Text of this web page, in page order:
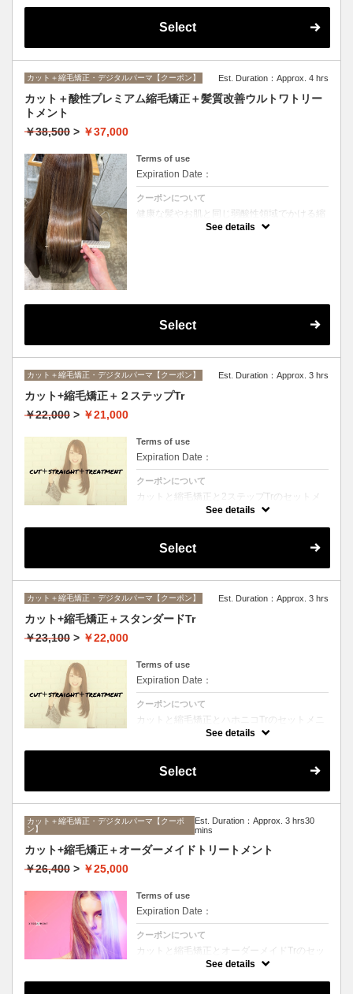
Select
カット＋縮毛矯正・デジタルパーマ【クーポン】 Est. Duration：Approx. 4 hrs
カット＋酸性プレミアム縮毛矯正＋髪質改善ウルトワトリー
トメント
￥38,500 > ￥37,000
Terms of use
Expiration Date：
クーポンについて
健康な髪やお肌と同じ弱酸性領域でかける縮
毛矯正☆髪を瘦せさせることなく、気になる
癖をナチュラルに伸ばせるスペシャルな縮毛
See details
Select
カット＋縮毛矯正・デジタルパーマ【クーポン】 Est. Duration：Approx. 3 hrs
カット+縮毛矯正＋２ステップTr
￥22,000 > ￥21,000
Terms of use
Expiration Date：
クーポンについて
カットと縮毛矯正と2ステップTrのセットメ
ニュー。髪質や状態に合わせて薬剤選定致し
See details
Select
カット＋縮毛矯正・デジタルパーマ【クーポン】 Est. Duration：Approx. 3 hrs
カット+縮毛矯正＋スタンダードTr
￥23,100 > ￥22,000
Terms of use
Expiration Date：
クーポンについて
カットと縮毛矯正とハホニコTrのセットメニ
ュー。髪質や状態に合わせて薬剤選定致しま
See details
Select
カット＋縮毛矯正・デジタルパーマ【クーポ
ン】
Est. Duration：Approx. 3 hrs30
mins
カット+縮毛矯正＋オーダーメイドトリートメント
￥26,400 > ￥25,000
Terms of use
Expiration Date：
クーポンについて
カットと縮毛矯正とオーダーメイドTrのセッ
トメニュー。髪質や状態に合わせて薬剤選定
See details